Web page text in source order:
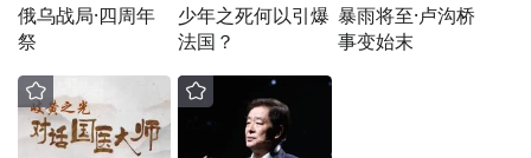
俄乌战局·四周年
祭
少年之死何以引爆
法国？
暴雨将至·卢沟桥
事变始末